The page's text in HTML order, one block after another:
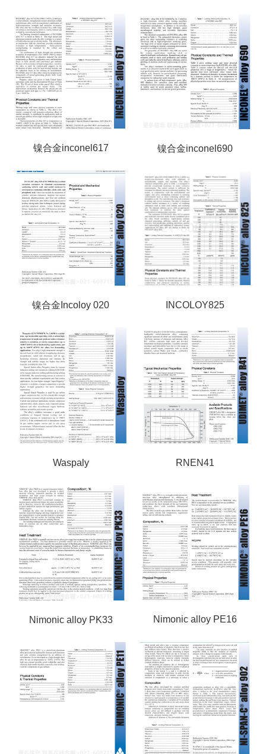
镍合金inconel617 镍合金inconel690
镍合金Incoloy 020 INCOLOY825
Waspaly RNEN41
Nimonic alloy PK33 Nimonic alloy PE16